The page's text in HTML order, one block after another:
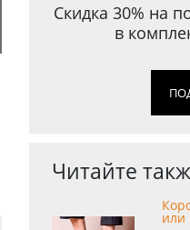
Скидка 30% на
в
Читайте
или